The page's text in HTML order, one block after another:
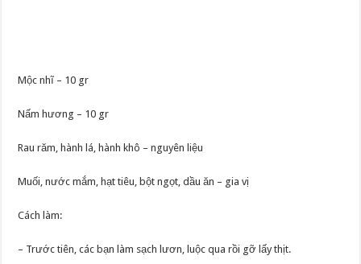
Mộc nhĩ – 10 gr
Nấm hương – 10 gr
Rau răm, hành lá, hành khô – nguyên liệu
Muối, nước mắm, hạt tiêu, bột ngọt, dầu ăn – gia vị
Cách làm:
– Trước tiên, các bạn làm sạch lươn, luộc qua rồi gỡ lấy thịt.